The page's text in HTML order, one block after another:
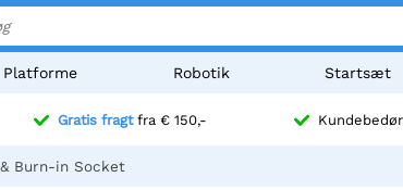
Platforme Robotik Startsæt
Gratis fragtfra € 150,-
Burn-in Socket